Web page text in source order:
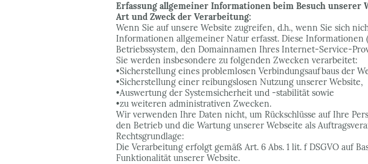
Erfassung allgemeiner Informationen beim Besuch unserer
Art und Zweck der Verarbeitung:
Wenn Sie auf unsere Website zugreifen, d.h., wenn Sie sich
Informationen allgemeiner Natur erfasst. Diese Informationen
Betriebssystem, den Domainnamen Ihres Internet-Service-
Sie werden insbesondere zu folgenden Zwecken verarbeitet:
•Sicherstellung eines problemlosen Verbindungsaufbaus der
•Sicherstellung einer reibungslosen Nutzung unserer Website,
•Auswertung der Systemsicherheit und -stabilität sowie
•zu weiteren administrativen Zwecken.
Wir verwenden Ihre Daten nicht, um Rückschlüsse auf Ihre
den Betrieb und die Wartung unserer Webseite als
Rechtsgrundlage:
Die Verarbeitung erfolgt gemäß Art. 6 Abs. 1 lit. f DSGVO auf
Funktionalität unserer Website.